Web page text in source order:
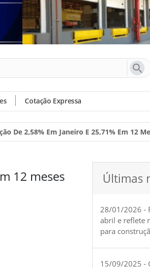
Cotação Expressa
De 2,58% Em Janeiro E 25,71% Em 12
12 meses Últimas
28/01/2026 -
abril e reflete
para
15/09/2025 -